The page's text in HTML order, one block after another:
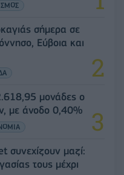
σήμερα σε
Εύβοια και
μονάδες ο
με άνοδο 0,40%
συνεχίζουν μαζί:
τους μέχρι